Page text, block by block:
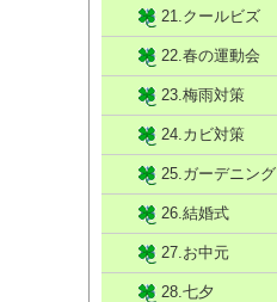
21.クールビズ
22.春の運動会
23.梅雨対策
24.カビ対策
25.ガーデニング
26.結婚式
27.お中元
28.七夕